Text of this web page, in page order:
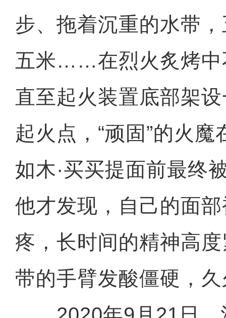
步、拖着沉重的水带
五米……在烈火炙烤中
直至起火装置底部架
起火点，“顽固”的火
如木·买买提面前最终
他才发现，自己的面
疼，长时间的精神高
带的手臂发酸僵硬，